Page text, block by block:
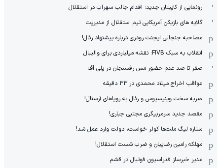
رونمایی از کاپیتان جدید؛ اقدام جالب سهراب در استقلال
گلایه های بازیکن آمریکایی تیم استقلال از مدیریت
مصاحبه جنجالی ایجنت رودری درباره پیشنهاد رئال!
انقلاب به سبک FIVB: نقشه میلیاردی برای والیبال
صفر تا صد عدم حضور مس رفسنجان در پلی آف
عواقب اخراج میلاد محمدی در 33 دقیقه
ضربه سخت وینیسیوس و رئال به رویاهای آرسنال!
مقصد جدید سرمربیگری مجتبی جباری!
ستاره لیگ ملت‌ها کولر خواست، دولت وارد عمل شد!
مهلکه رامین رضاییان و ضرب شست استقلال!
مدیر خبرساز فدراسیون فوتبال در قشم